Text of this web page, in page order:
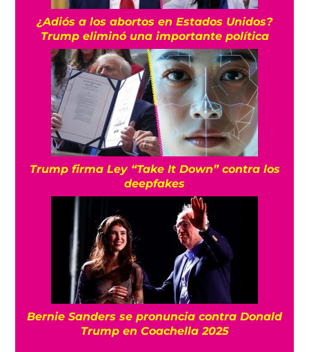
¿Adiós a los abortos en Estados Unidos?
Trump eliminó una importante política
Trump firma Ley “Take It Down” contra los
deepfakes
Bernie Sanders se pronuncia contra Donald
Trump en Coachella 2025